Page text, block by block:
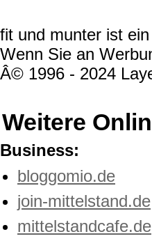
fit und munter ist
Wenn Sie an
Â© 1996 - 2024
Weitere
Business:
bloggomio.de
join-mittelstand.de
mittelstandcafe.de